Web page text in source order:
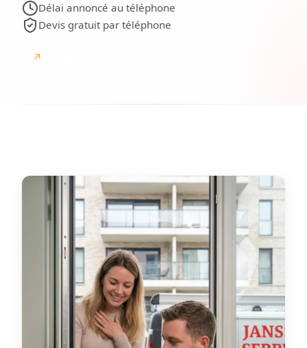
Délai annoncé au téléphone
Devis gratuit par téléphone
↗